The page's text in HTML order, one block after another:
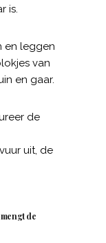
is.
en leggen
van
en gaar.
de
uit, de
de